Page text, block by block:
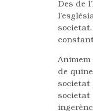
Des de
Animem
de
societat
societat